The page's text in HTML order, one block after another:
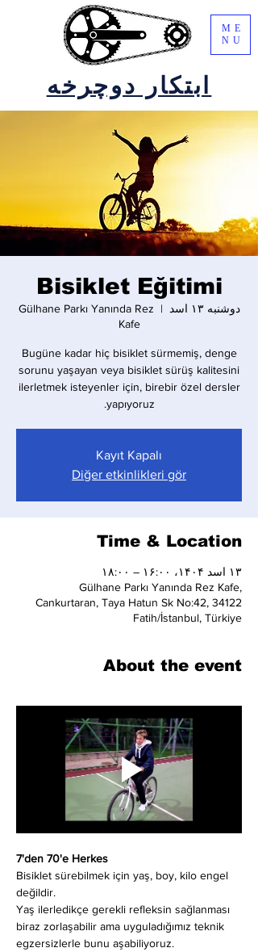
ابتکار دوچرخه
ME
NU
Bisiklet Eğitimi
دوشنبه ۱۳ اسد
  |
Gülhane Parkı Yanında Rez
Kafe
Bugüne kadar hiç bisiklet sürmemiş, denge
sorunu yaşayan veya bisiklet sürüş kalitesini
ilerletmek isteyenler için, birebir özel dersler
yapıyoruz.
Kayıt Kapalı
Diğer etkinlikleri gör
Time & Location
۱۳ اسد ۱۴۰۴، ۱۶:۰۰ – ۱۸:۰۰
Gülhane Parkı Yanında Rez Kafe,
Cankurtaran, Taya Hatun Sk No:42, 34122
Fatih/İstanbul, Türkiye
About the event
7'den 70'e Herkes
Bisiklet sürebilmek için yaş, boy, kilo engel
değildir.
Yaş ilerledikçe gerekli refleksin sağlanması
biraz zorlaşabilir ama uyguladığımız teknik
egzersizlerle bunu aşabiliyoruz.